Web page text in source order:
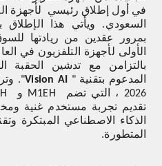
في أول إطلاق رئيسي لأجهزة
السعودي. ويأتي هذا الإطلاق
بمرور عقدين من ريادتها
الأولى لأجهزة التلفزيون في
بالتزامن مع تدشين الحقبة
المدعوم بتقنية "
Vision AI
".
2026 ، التي تضم
M1EH و
تقديم تجربة مستخدم غنية
الذكاء الاصطناعي المبتكرة
المتطورة.